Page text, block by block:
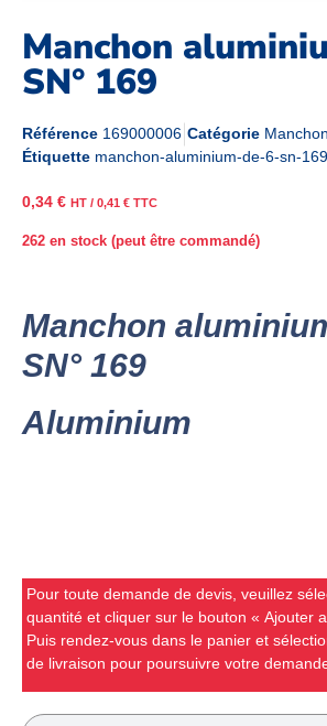
Manchon
SN° 169
Référence 169000006 Catégorie
Étiquette manchon-aluminium-de-6-sn-169
0,34 € HT / 0,41 € TTC
262 en stock (peut être commandé)
Manchon
SN° 169
Aluminium
Pour toute demande de devis, veuillez
quantité et cliquer sur le bouton « Ajouter
Puis rendez-vous dans le panier et
de livraison pour poursuivre votre